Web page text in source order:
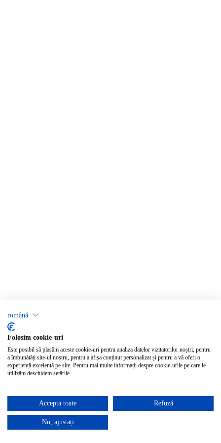
română
Folosim cookie-uri
Este posibil să plasăm aceste cookie-uri pentru analiza datelor vizitatorilor noștri, pentru
a îmbunătăți site-ul nostru, pentru a afișa conținut personalizat și pentru a vă oferi o
experiență excelentă pe site. Pentru mai multe informații despre cookie-urile pe care le
utilizăm deschidem setările.
Accepta toate Refuză
Nu, ajustați